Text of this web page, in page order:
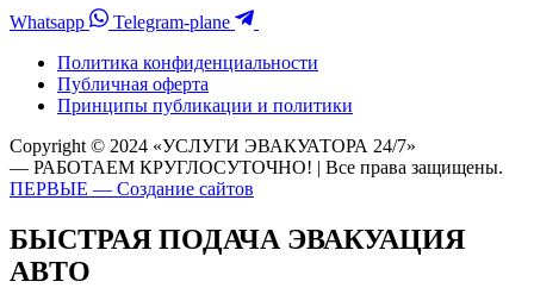
Whatsapp
Telegram-plane
Политика конфиденциальности
Публичная оферта
Принципы публикации и политики
Copyright © 2024 «УСЛУГИ ЭВАКУАТОРА 24/7»
— РАБОТАЕМ КРУГЛОСУТОЧНО! | Все права защищены.
ПЕРВЫЕ — Создание сайтов
БЫСТРАЯ ПОДАЧА ЭВАКУАЦИЯ
АВТО